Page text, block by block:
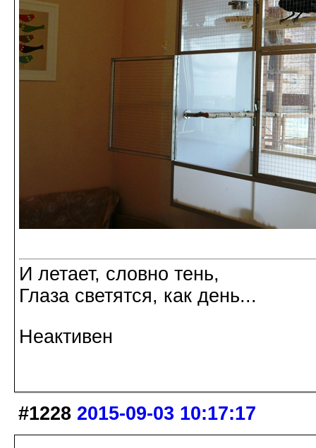
И летает, словно тень,
Глаза светятся, как день...
Неактивен
#1228 2015-09-03 10:17:17